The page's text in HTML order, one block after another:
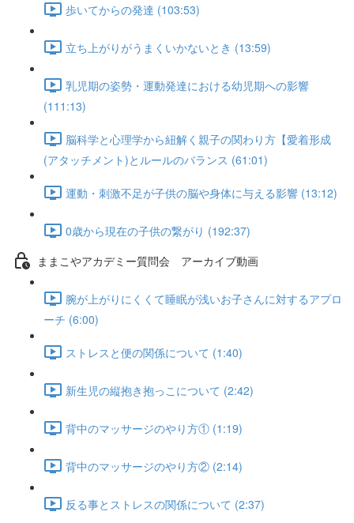
歩いてからの発達 (103:53)
立ち上がりがうまくいかないとき (13:59)
乳児期の姿勢・運動発達における幼児期への影響
(111:13)
脳科学と心理学から紐解く親子の関わり方【愛着形成
(アタッチメント)とルールのバランス (61:01)
運動・刺激不足が子供の脳や身体に与える影響 (13:12)
0歳から現在の子供の繋がり (192:37)
ままこやアカデミー質問会 アーカイブ動画
腕が上がりにくくて睡眠が浅いお子さんに対するアプロ
ーチ (6:00)
ストレスと便の関係について (1:40)
新生児の縦抱き抱っこについて (2:42)
背中のマッサージのやり方① (1:19)
背中のマッサージのやり方② (2:14)
反る事とストレスの関係について (2:37)